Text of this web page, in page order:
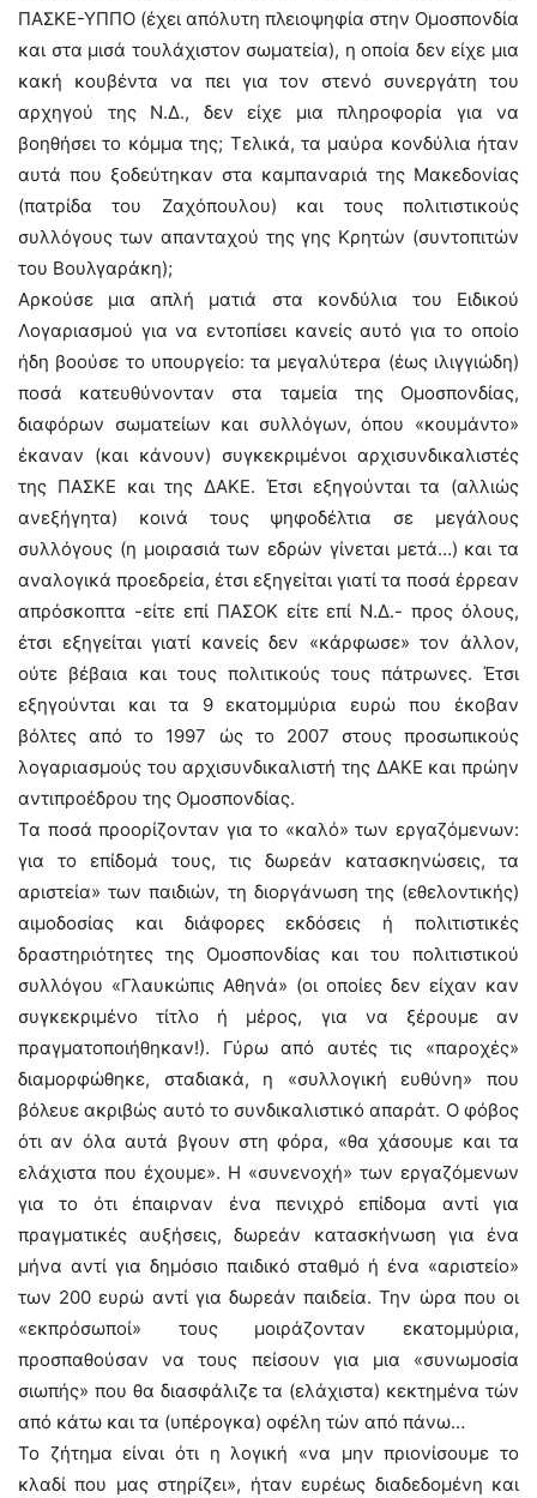
ΠΑΣΚΕ-ΥΠΠΟ (έχει απόλυτη πλειοψηφία στην Ομοσπονδία
και στα μισά τουλάχιστον σωματεία), η οποία δεν είχε μια
κακή κουβέντα να πει για τον στενό συνεργάτη του
αρχηγού της Ν.Δ., δεν είχε μια πληροφορία για να
βοηθήσει το κόμμα της; Τελικά, τα μαύρα κονδύλια ήταν
αυτά που ξοδεύτηκαν στα καμπαναριά της Μακεδονίας
(πατρίδα του Ζαχόπουλου) και τους πολιτιστικούς
συλλόγους των απανταχού της γης Κρητών (συντοπιτών
του Βουλγαράκη);
Αρκούσε μια απλή ματιά στα κονδύλια του Ειδικού
Λογαριασμού για να εντοπίσει κανείς αυτό για το οποίο
ήδη βοούσε το υπουργείο: τα μεγαλύτερα (έως ιλιγγιώδη)
ποσά κατευθύνονταν στα ταμεία της Ομοσπονδίας,
διαφόρων σωματείων και συλλόγων, όπου «κουμάντο»
έκαναν (και κάνουν) συγκεκριμένοι αρχισυνδικαλιστές
της ΠΑΣΚΕ και της ΔΑΚΕ. Έτσι εξηγούνται τα (αλλιώς
ανεξήγητα) κοινά τους ψηφοδέλτια σε μεγάλους
συλλόγους (η μοιρασιά των εδρών γίνεται μετά…) και τα
αναλογικά προεδρεία, έτσι εξηγείται γιατί τα ποσά έρρεαν
απρόσκοπτα -είτε επί ΠΑΣΟΚ είτε επί Ν.Δ.- προς όλους,
έτσι εξηγείται γιατί κανείς δεν «κάρφωσε» τον άλλον,
ούτε βέβαια και τους πολιτικούς τους πάτρωνες. Έτσι
εξηγούνται και τα 9 εκατομμύρια ευρώ που έκοβαν
βόλτες από το 1997 ώς το 2007 στους προσωπικούς
λογαριασμούς του αρχισυνδικαλιστή της ΔΑΚΕ και πρώην
αντιπροέδρου της Ομοσπονδίας.
Τα ποσά προορίζονταν για το «καλό» των εργαζόμενων:
για το επίδομά τους, τις δωρεάν κατασκηνώσεις, τα
αριστεία» των παιδιών, τη διοργάνωση της (εθελοντικής)
αιμοδοσίας και διάφορες εκδόσεις ή πολιτιστικές
δραστηριότητες της Ομοσπονδίας και του πολιτιστικού
συλλόγου «Γλαυκώπις Αθηνά» (οι οποίες δεν είχαν καν
συγκεκριμένο τίτλο ή μέρος, για να ξέρουμε αν
πραγματοποιήθηκαν!). Γύρω από αυτές τις «παροχές»
διαμορφώθηκε, σταδιακά, η «συλλογική ευθύνη» που
βόλευε ακριβώς αυτό το συνδικαλιστικό απαράτ. Ο φόβος
ότι αν όλα αυτά βγουν στη φόρα, «θα χάσουμε και τα
ελάχιστα που έχουμε». Η «συνενοχή» των εργαζόμενων
για το ότι έπαιρναν ένα πενιχρό επίδομα αντί για
πραγματικές αυξήσεις, δωρεάν κατασκήνωση για ένα
μήνα αντί για δημόσιο παιδικό σταθμό ή ένα «αριστείο»
των 200 ευρώ αντί για δωρεάν παιδεία. Την ώρα που οι
«εκπρόσωποί» τους μοιράζονταν εκατομμύρια,
προσπαθούσαν να τους πείσουν για μια «συνωμοσία
σιωπής» που θα διασφάλιζε τα (ελάχιστα) κεκτημένα τών
από κάτω και τα (υπέρογκα) οφέλη τών από πάνω…
Το ζήτημα είναι ότι η λογική «να μην πριονίσουμε το
κλαδί που μας στηρίζει», ήταν ευρέως διαδεδομένη και